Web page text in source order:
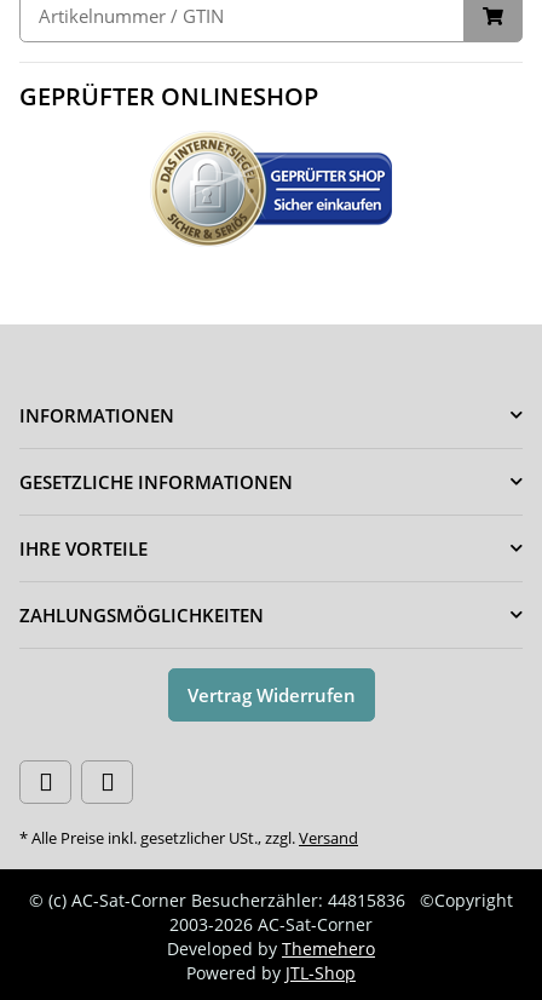
GEPRÜFTER ONLINESHOP
INFORMATIONEN
GESETZLICHE INFORMATIONEN
IHRE VORTEILE
ZAHLUNGSMÖGLICHKEITEN
Vertrag Widerrufen
* Alle Preise inkl. gesetzlicher USt., zzgl.Versand
© (c) AC-Sat-Corner Besucherzähler: 44815836
©Copyright
2003-2026 AC-Sat-Corner
Developed by Themehero
Powered by JTL-Shop